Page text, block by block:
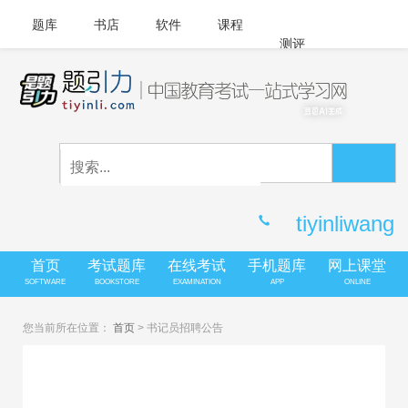
题库 书店 软件
课程
测评
APP下载
tiyinliwang
首页
SOFTWARE
考试题库
BOOKSTORE
在线考试
EXAMINATION
手机题库
APP
网上课堂
ONLINE
您当前所在位置： 首页 > 书记员招聘公告